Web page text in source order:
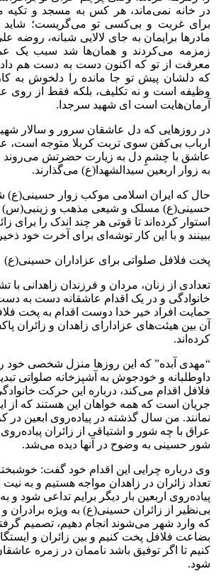
در خانه نمی‌ماند، هر کس به مسجد و
برای غربت و بی‌کسی تو می‌گریست؛ شاید
مادرها برایمان به جای لالایی شبانه، روضه
زمزمه می‌کردند و همان‌ها شد سبب یک
معرفت از تو که اکنون دست به دست هم داده
که دلشان پیش تو جا مانده را دلخوش به
وظیفه است و نه تکلیف، بلکه فقط از روی
آرمان‌هایت است ای شهید سرجدا.
در روزهایی که دل عاشقان سرور و سالار
ارباب بی‌کفن سوی تربت کربلا متوجه است،
عاشق با چشمِِ دل به زیارت حضرتش می‌روند
به زوار اربعین سیدالشهدا(ع) می‌گذارند.
حال که ایران اسلامی موکب زوار حسینی(ع)
حسینی(ع) مسلک و شیعی مذهب و زینبی(س)
استوار کرده‌اند تا قوتی هر چند اندک را برای
ببینند و با این کار توشه‌ای برای آخرت خود
پخت فلافل صلواتی برای عزاداران حسینی(ع)
تعدادی از زنان، مردان و فرزندان زاهدانی با
خانوادگی و در یک اقدام عاشقانه دست به دست
حمایت افراد خیر خدا دوست اقدام به پخت
آن بین هیئت‌های عزادارای زاهدان و زائران
کرده‌اند.
“مهدی آبده” که این روزها منزل شخصی خود
داوطلبانه و خودجوش به آشپزخانه صلواتی
فلافل اقدام می‌کند، درباره این حرکت
جریان است که همه خواهان این هستند که
نمانند. من سال گذشته در پیاده‌روی ابعین در
عراق با چه شور و اشتیاقی از زائران
شور حسینی به وضوح در آنها دیده می‌شد.
وی درباره چرایی این اقدام خود گفت:
تعداد زائران در زاهدان مواجه هستیم و به
پیاده‌روی اربعین بار دیگر برایم تداعی شود و
بی‌نظیر از زائران حسینی(ع) به ویژه برادران
که وارد شهر می‌شوند انجام دهیم، تصمیم
بضاعت فلافل پخت کنیم و بین زائران و
کنیم تا اگر توفیق باشد ناممان در زمره
شود.